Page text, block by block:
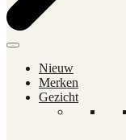
Nieuw
Merken
Gezicht